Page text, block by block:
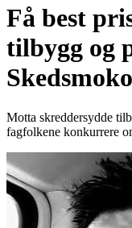
Få best
tilbygg og
Motta skreddersydde
fagfolkene konkurrere